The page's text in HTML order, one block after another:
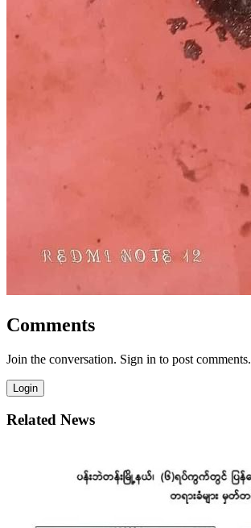
Comments
Join the conversation. Sign in to post comments.
Login
Related News